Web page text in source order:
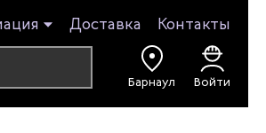
Доставка Контакты
Барнаул Войти